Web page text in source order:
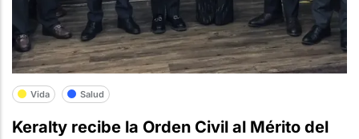
Vida Salud
Keralty recibe la Orden Civil al Mérito del